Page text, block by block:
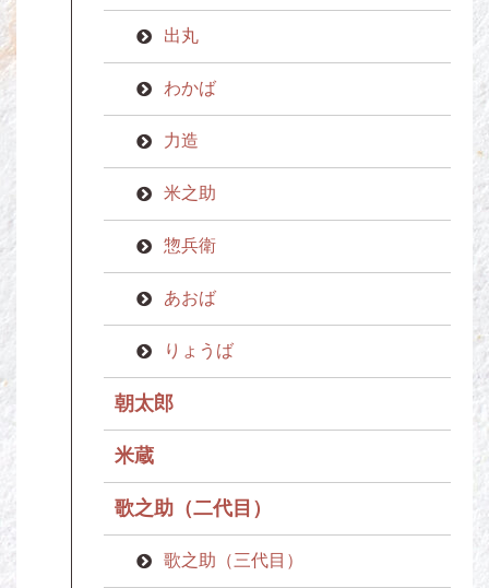
出丸
わかば
力造
米之助
惣兵衛
あおば
りょうば
朝太郎
米蔵
歌之助（二代目）
歌之助（三代目）